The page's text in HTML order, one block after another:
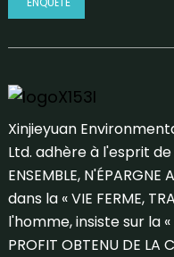
Xinjieyuan
Ltd. adhère à l'esprit de
ENSEMBLE,
dans la « VIE FERME,
l'homme, insiste sur la «
PROFIT OBTENU DE LA